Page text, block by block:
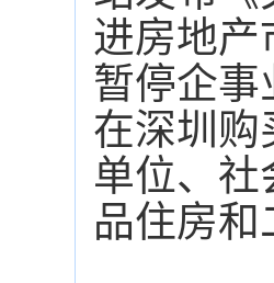
进房地产
暂停企事
在深圳购
单位、社
品住房